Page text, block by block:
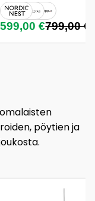
599,00 €799,00 €
pöytien ja